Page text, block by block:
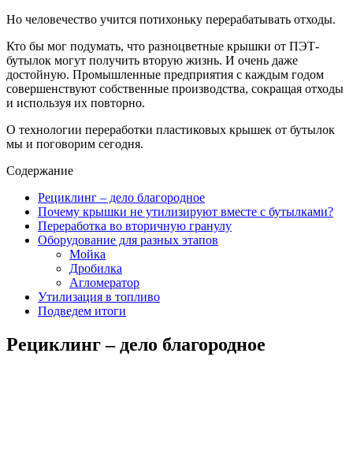
Но человечество учится потихоньку перерабатывать отходы.
Кто бы мог подумать, что разноцветные крышки от ПЭТ-
бутылок могут получить вторую жизнь. И очень даже
достойную. Промышленные предприятия с каждым годом
совершенствуют собственные производства, сокращая отходы
и используя их повторно.
О технологии переработки пластиковых крышек от бутылок
мы и поговорим сегодня.
Содержание
Рециклинг – дело благородное
Почему крышки не утилизируют вместе с бутылками?
Переработка во вторичную гранулу
Оборудование для разных этапов
Мойка
Дробилка
Агломератор
Утилизация в топливо
Подведем итоги
Рециклинг – дело благородное